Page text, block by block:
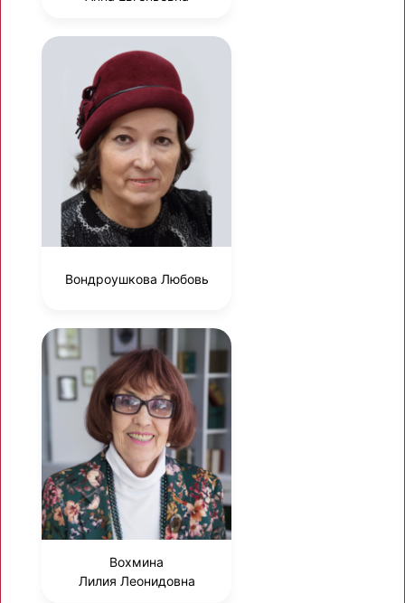
Вондроушкова Любовь
Вохмина
Лилия Леонидовна